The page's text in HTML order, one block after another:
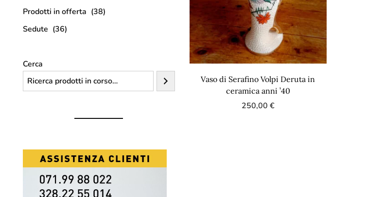
Vaso di Serafino Volpi Deruta in
ceramica anni ’40
250,00 €
Prodotti in offerta (38)
Sedute (36)
Cerca